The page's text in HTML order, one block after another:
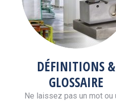
DÉFINITIONS &
GLOSSAIRE
Ne laissez pas un mot ou